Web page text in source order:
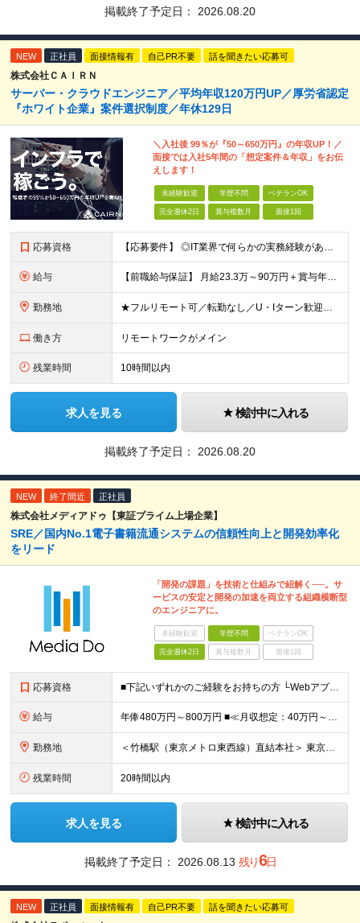
掲載終了予定日： 2026.08.20
NEW 正社員 面接情報有 自己PR不要 話を聞きたい応募可
株式会社ＣＡＩＲＮ
サーバー・クラウドエンジニア／平均年収120万円UP／厚労省認定
『ホワイト企業』案件選択制度／年休129日
＼入社後 99％が『50～650万円』の年収UP！／
面接では入社5年間の「想定案件＆年収」をお伝
えします！
未経験歓迎 学歴不問 ベテランOK
完全週休2日 賞与複数月 面接1回
応募資格 【応募要件】 ◎IT業界で何らかの実務経験がある方 └2～3ヶ月の実務経験のある方は歓迎します！ 例）PCキッティングやモバイル通信基地局の業務経験者など インフラエンジニアとして経験のある方は、
給与 【前職給与保証】 月給23.3万～90万円＋賞与年2回＋インセンティブ ★年収1000万円以上の実績あり！ ※上記月給には月20～30時間分（2万9,300円～21万7,900円）の固定残業代を含み
勤務地 ★フルリモート可／転勤なし／U・Iターン歓迎★ ◎勤務地は相談の上、ご自宅近くに調整します！ 【勤務地】 本社、または東京／埼玉／千葉／神奈川／愛知／仙台のクライアント先 ◎完全在宅（フルリモート）
働き方 リモートワークがメイン
残業時間 10時間以内
求人を見る 検討中に入れる
掲載終了予定日： 2026.08.20
NEW 終了間近 正社員
株式会社メディアドゥ【東証プライム上場企業】
SRE／国内No.1電子書籍流通システムの信頼性向上と開発効率化
をリード
「開発の課題」を技術と仕組みで紐解く──。サ
ービスの安定と開発の加速を両立する組織横断型
のエンジニアに。
未経験歓迎 学歴不問 ベテランOK
完全週休2日 賞与複数月 面接1回
応募資格 ■下記いずれかのご経験をお持ちの方 └Webアプリケーションの開発経験 └インフラ（クラウド/オンプレ不問）構築・運用経験 ■学歴不問 □SRE未経験の方も歓迎 「開発経験を活かしインフラも学びたい
給与 年俸480万円～800万円 ■≪月収想定：40万円～66万6,000円≫ ・担当いただく業務範囲やマネジメントの有無など、役割に応じて決定します ・年俸額を12分割し、毎月支給します ・試用期間3カ
勤務地 ＜竹橋駅（東京メトロ東西線）直結本社＞ 東京都千代田区一ツ橋一丁目1番1号パレスサイドビル5F・8F （変更の範囲）上記を除く当社関連勤務地
残業時間 20時間以内
求人を見る 検討中に入れる
掲載終了予定日： 2026.08.13 残り6日
NEW 正社員 面接情報有 自己PR不要 話を聞きたい応募可